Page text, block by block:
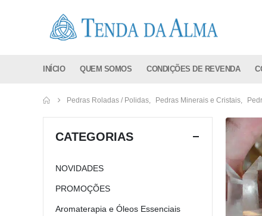
INÍCIO QUEM SOMOS CONDIÇÕES DE REVENDA
Pedras Roladas / Polidas, Pedras Minerais e Cristais,
CATEGORIAS
NOVIDADES
PROMOÇÕES
Aromaterapia e Óleos Essenciais